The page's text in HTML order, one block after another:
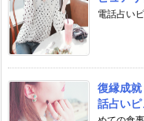
電話占い
復縁成
話占い